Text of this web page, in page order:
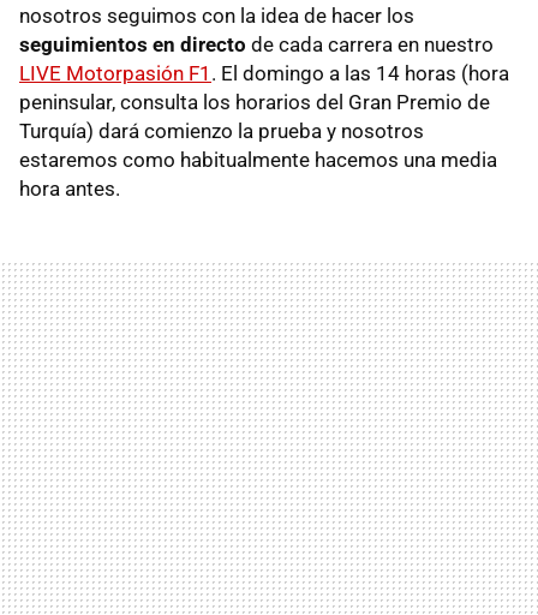
nosotros seguimos con la idea de hacer los
seguimientos en directo de cada carrera en nuestro
LIVE Motorpasión F1 . El domingo a las 14 horas (hora
peninsular, consulta los horarios del Gran Premio de
Turquía) dará comienzo la prueba y nosotros
estaremos como habitualmente hacemos una media
hora antes.